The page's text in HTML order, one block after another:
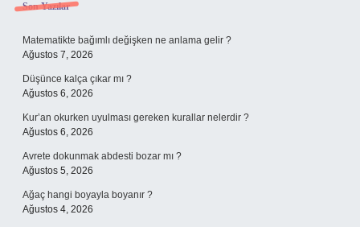
Sidebar
Son Yazılar
Matematikte bağımlı değişken ne anlama gelir ?
Ağustos 7, 2026
Düşünce kalça çıkar mı ?
Ağustos 6, 2026
Kur’an okurken uyulması gereken kurallar nelerdir ?
Ağustos 6, 2026
Avrete dokunmak abdesti bozar mı ?
Ağustos 5, 2026
Ağaç hangi boyayla boyanır ?
Ağustos 4, 2026